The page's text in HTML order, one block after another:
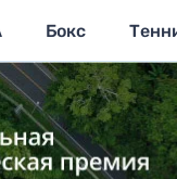
Бокс